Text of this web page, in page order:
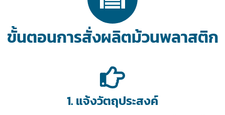
ขั้นตอนการสั่งผลิตม้วนพลาสติก
1. แจ้งวัตถุประสงค์